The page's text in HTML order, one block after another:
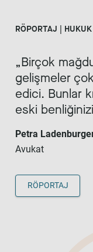
RÖPORTAJ | HUKUK
Birçok
gelişmeler
edici. Bunlar
eski benliğinizi
Petra
Avukat
RÖPORTAJ